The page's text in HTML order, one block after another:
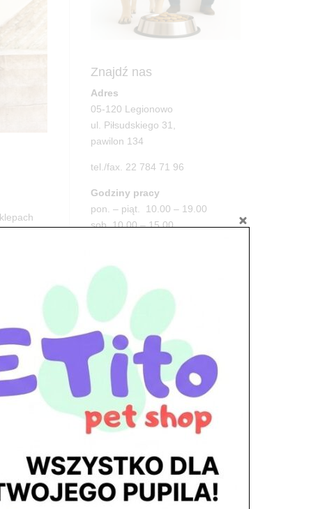
Znajdź nas
Adres
05-120 Legionowo
ul. Piłsudskiego 31,
pawilon 134
tel./fax. 22 784 71 96
Godziny pracy
pon. – piąt. 10.00 – 19.00
sob. 10.00 – 15.00
Adres
05-100 Nowy Dwór Mazowiecki
ul. Leśna 2
tel. 503 900 215
Godziny pracy
pon. – piąt. 10.00 – 19.00
sob. 8.00 – 15.00
niedz. zamknięte